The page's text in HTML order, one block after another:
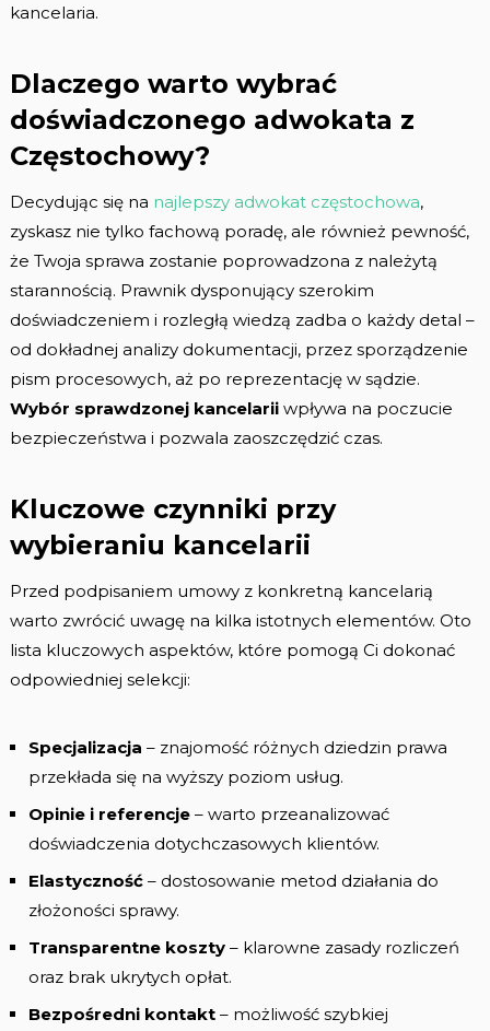
kancelaria.
Dlaczego warto wybrać
doświadczonego adwokata z
Częstochowy?
Decydując się na najlepszy adwokat częstochowa,
zyskasz nie tylko fachową poradę, ale również pewność,
że Twoja sprawa zostanie poprowadzona z należytą
starannością. Prawnik dysponujący szerokim
doświadczeniem i rozległą wiedzą zadba o każdy detal –
od dokładnej analizy dokumentacji, przez sporządzenie
pism procesowych, aż po reprezentację w sądzie.
Wybór sprawdzonej kancelariiwpływa na poczucie
bezpieczeństwa i pozwala zaoszczędzić czas.
Kluczowe czynniki przy
wybieraniu kancelarii
Przed podpisaniem umowy z konkretną kancelarią
warto zwrócić uwagę na kilka istotnych elementów. Oto
lista kluczowych aspektów, które pomogą Ci dokonać
odpowiedniej selekcji:
Specjalizacja – znajomość różnych dziedzin prawa
przekłada się na wyższy poziom usług.
Opinie i referencje– warto przeanalizować
doświadczenia dotychczasowych klientów.
Elastyczność– dostosowanie metod działania do
złożoności sprawy.
Transparentne koszty– klarowne zasady rozliczeń
oraz brak ukrytych opłat.
Bezpośredni kontakt– możliwość szybkiej